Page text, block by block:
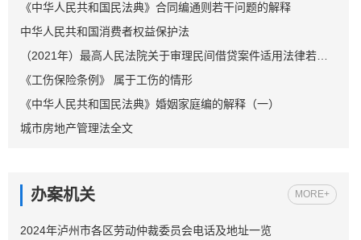
《中华人民共和国民法典》合同编通则若干问题的解释
中华人民共和国消费者权益保护法
（2021年）最高人民法院关于审理民间借贷案件适用法律若干问题的规定
《工伤保险条例》 属于工伤的情形
《中华人民共和国民法典》婚姻家庭编的解释（一）
城市房地产管理法全文
办案机关 MORE+
2024年泸州市各区劳动仲裁委员会电话及地址一览